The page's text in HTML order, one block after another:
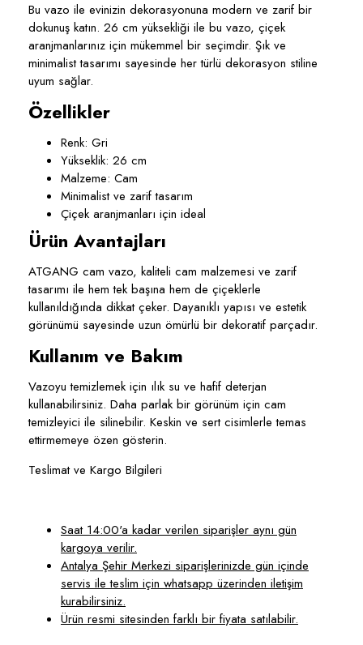
Bu vazo ile evinizin dekorasyonuna modern ve zarif bir
dokunuş katın. 26 cm yüksekliği ile bu vazo, çiçek
aranjmanlarınız için mükemmel bir seçimdir. Şık ve
minimalist tasarımı sayesinde her türlü dekorasyon stiline
uyum sağlar.
Özellikler
Renk: Gri
Yükseklik: 26 cm
Malzeme: Cam
Minimalist ve zarif tasarım
Çiçek aranjmanları için ideal
Ürün Avantajları
ATGANG cam vazo, kaliteli cam malzemesi ve zarif
tasarımı ile hem tek başına hem de çiçeklerle
kullanıldığında dikkat çeker. Dayanıklı yapısı ve estetik
görünümü sayesinde uzun ömürlü bir dekoratif parçadır.
Kullanım ve Bakım
Vazoyu temizlemek için ılık su ve hafif deterjan
kullanabilirsiniz. Daha parlak bir görünüm için cam
temizleyici ile silinebilir. Keskin ve sert cisimlerle temas
ettirmemeye özen gösterin.
Teslimat ve Kargo Bilgileri
Saat 14:00'a kadar verilen siparişler aynı gün
kargoya verilir.
Antalya Şehir Merkezi siparişlerinizde gün içinde
servis ile teslim için whatsapp üzerinden iletişim
kurabilirsiniz.
Ürün resmi sitesinden farklı bir fiyata satılabilir.